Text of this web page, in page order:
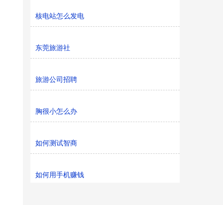
核电站怎么发电
东莞旅游社
旅游公司招聘
胸很小怎么办
如何测试智商
如何用手机赚钱